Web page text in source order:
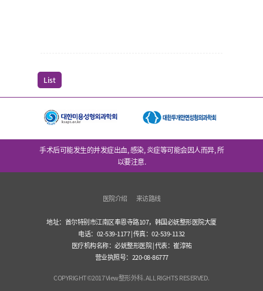
List
手术后可能发生的并发症出血, 感染, 炎症等可能会因人而异, 所
以要注意.
医院介绍 来访路线
地址：首尔特别市江南区奉恩寺路107，韩国必妩整形医院大厦
电话：02-539-1177 | 传真：02-539-1132
医疗机构名称：必妩整形医院 | 代表：崔淳祐
营业执照号：220-08-86777
COPYRIGHT©2017 View整形外科. ALL RIGHTS RESERVED.